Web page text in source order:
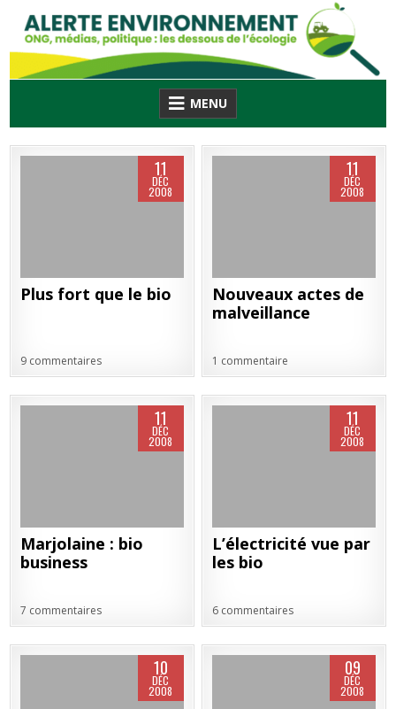
content
MENU
11
DÉC
2008
Plus fort que le bio
9 commentaires
11
DÉC
2008
Nouveaux actes de
malveillance
1 commentaire
11
DÉC
2008
Marjolaine : bio
business
7 commentaires
11
DÉC
2008
L’électricité vue par
les bio
6 commentaires
10
DÉC
2008
09
DÉC
2008